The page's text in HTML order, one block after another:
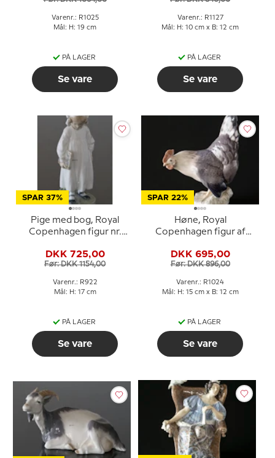
Varenr.: R1025
Mål: H: 19 cm
PÅ LAGER
Se vare
Varenr.: R1127
Mål: H: 10 cm x B: 12 cm
PÅ LAGER
Se vare
SPAR 37%
Pige med bog, Royal
Copenhagen figur nr.
DKK 725,00
Før: DKK 1154,00
Varenr.: R922
Mål: H: 17 cm
PÅ LAGER
Se vare
SPAR 22%
Høne, Royal
Copenhagen figur af
DKK 695,00
Før: DKK 896,00
Varenr.: R1024
Mål: H: 15 cm x B: 12 cm
PÅ LAGER
Se vare